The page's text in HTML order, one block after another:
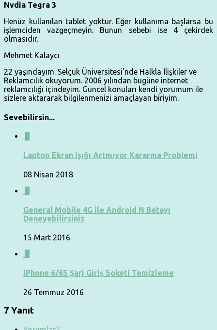
Nvdia Tegra 3
Henüz kullanılan tablet yoktur. Eğer kullanıma başlarsa bu
işlemciden vazgeçmeyin. Bunun sebebi ise 4 çekirdek
olmasıdır.
Mehmet Kalaycı
22 yaşındayım. Selçuk Üniversitesi'nde Halkla İlişkiler ve
Reklamcılık okuyorum. 2006 yılından bugüne internet
reklamcılığı içindeyim. Güncel konuları kendi yorumum ile
sizlere aktararak bilgilenmenizi amaçlayan biriyim.
Sevebilirsin...
Laptop Ekran Işığı Artmıyor Kararma Problemi
08 Nisan 2018
General Mobile 4G ile Android N Betayı
Deneyebilirsiniz
15 Mart 2016
iPhone 6/6S Şarj Giriş Soketi Temizleme
26 Temmuz 2016
7 Yanıt